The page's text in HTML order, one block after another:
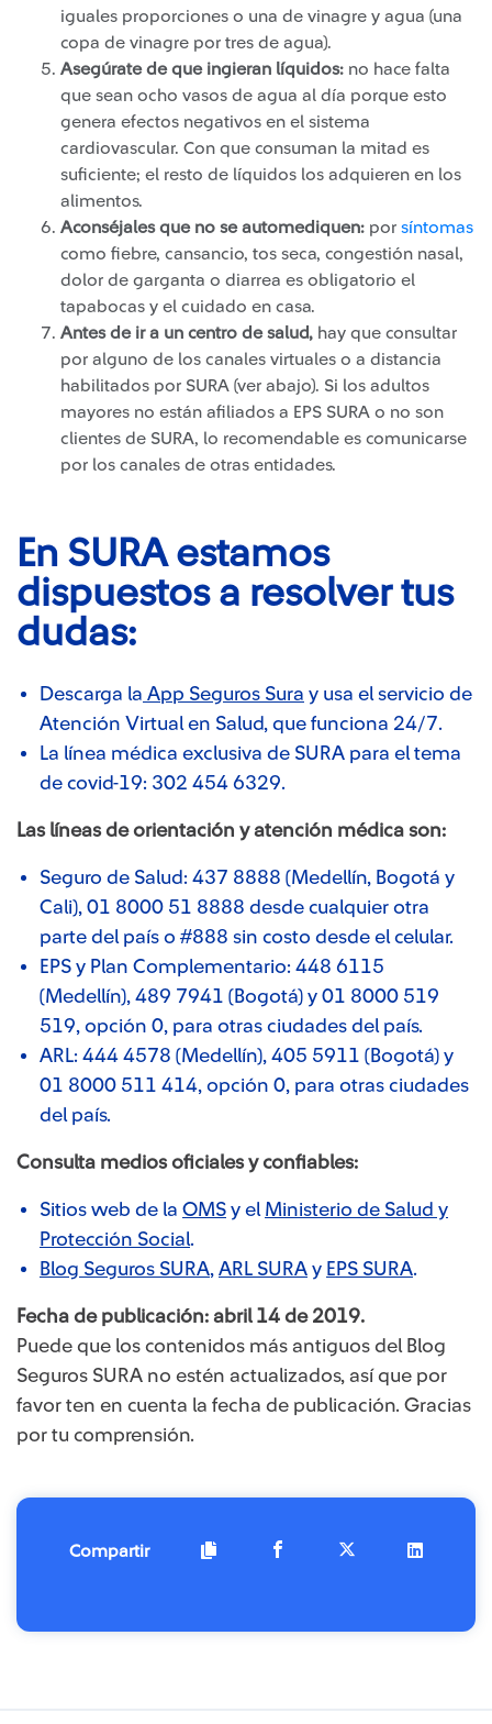
iguales proporciones o una de vinagre y agua (una
copa de vinagre por tres de agua).
Asegúrate de que ingieran líquidos: no hace falta
que sean ocho vasos de agua al día porque esto
genera efectos negativos en el sistema
cardiovascular. Con que consuman la mitad es
suficiente; el resto de líquidos los adquieren en los
alimentos.
Aconséjales que no se automediquen: por síntomas
como fiebre, cansancio, tos seca, congestión nasal,
dolor de garganta o diarrea es obligatorio el
tapabocas y el cuidado en casa.
Antes de ir a un centro de salud, hay que consultar
por alguno de los canales virtuales o a distancia
habilitados por SURA (ver abajo). Si los adultos
mayores no están afiliados a EPS SURA o no son
clientes de SURA, lo recomendable es comunicarse
por los canales de otras entidades.
En SURA estamos
dispuestos a resolver tus
dudas:​
Descarga la App Seguros Sura y usa el servicio de
Atención Virtual en Salud, que funciona 24/7.
La línea médica exclusiva de SURA para el tema
de covid-19: 302 454 6329.
Las líneas de orientación y atención médica son:
Seguro de Salud: 437 8888 (Medellín, Bogotá y
Cali), 01 8000 51 8888 desde cualquier otra
parte del país o #888 sin costo desde el celular.
EPS y Plan Complementario: 448 6115
(Medellín), 489 7941 (Bogotá) y 01 8000 519
519, opción 0, para otras ciudades del país.
ARL: 444 4578 (Medellín), 405 5911 (Bogotá) y
01 8000 511 414, opción 0, para otras ciudades
del país.
Consulta medios oficiales y confiables:
Sitios web de la OMS y el Ministerio de Salud y
Protección Social.
Blog Seguros SURA, ARL SURA y EPS SURA.
Fecha de publicación: abril 14 de 2019.
Puede que los contenidos más antiguos del Blog
Seguros SURA no estén actualizados, así que por
favor ten en cuenta la fecha de publicación. Gracias
por tu comprensión.​​
Compartir